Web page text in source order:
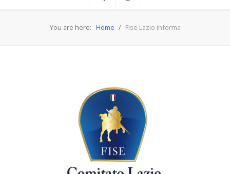
You are here: Home Fise Lazio informa